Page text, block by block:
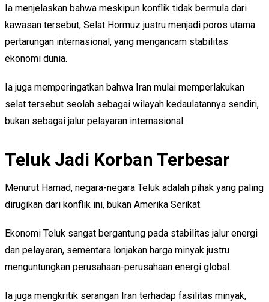
Ia menjelaskan bahwa meskipun konflik tidak bermula dari
kawasan tersebut, Selat Hormuz justru menjadi poros utama
pertarungan internasional, yang mengancam stabilitas
ekonomi dunia.
Ia juga memperingatkan bahwa Iran mulai memperlakukan
selat tersebut seolah sebagai wilayah kedaulatannya sendiri,
bukan sebagai jalur pelayaran internasional.
Teluk Jadi Korban Terbesar
Menurut Hamad, negara-negara Teluk adalah pihak yang paling
dirugikan dari konflik ini, bukan Amerika Serikat.
Ekonomi Teluk sangat bergantung pada stabilitas jalur energi
dan pelayaran, sementara lonjakan harga minyak justru
menguntungkan perusahaan-perusahaan energi global.
Ia juga mengkritik serangan Iran terhadap fasilitas minyak,